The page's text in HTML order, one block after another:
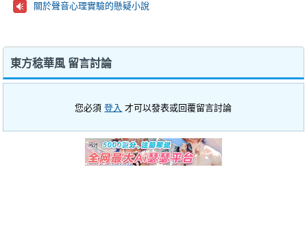
關於聲音心理實驗的懸疑小說
東方稔華風 留言討論
您必須登入 才可以發表或回覆留言討論